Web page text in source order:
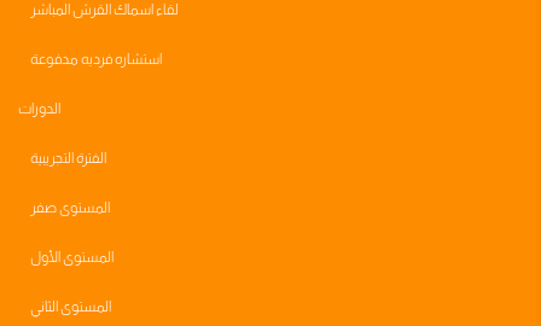
لقاء اسماك القرش المباشر
استشاره فرديه مدفوعة
الدورات
الفترة التجريبية
المستوى صفر
المستوى الأول
المستوى الثاني